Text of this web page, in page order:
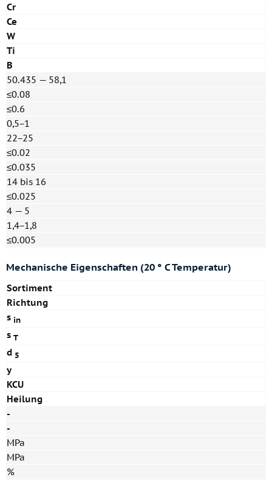
Cr
Ce
W
Ti
B
50.435 — 58,1
≤0.08
≤0.6
0,5−1
22−25
≤0.02
≤0.035
14 bis 16
≤0.025
4 — 5
1,4−1,8
≤0.005
Mechanische Eigenschaften (20 ° C Temperatur)
Sortiment
Richtung
s in
s T
d 5
y
KCU
Heilung
-
-
MPa
MPa
%